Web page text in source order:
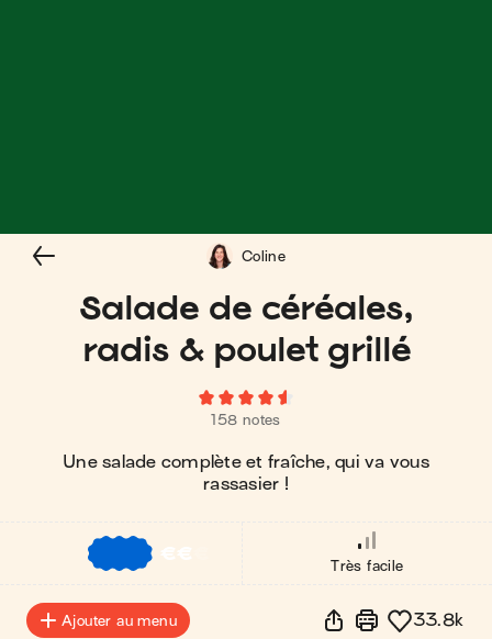
Salade de céréales,
radis & poulet grillé
158 notes
Une salade complète et fraîche, qui va vous
rassasier !
Coline
€€
Très facile
Ajouter au menu 33.8k